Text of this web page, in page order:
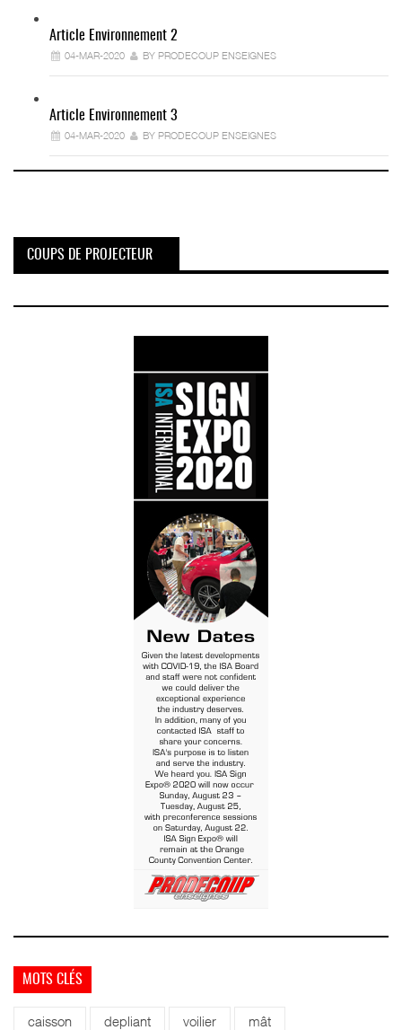
Article Environnement 2
04-MAR-2020 BY PRODECOUP ENSEIGNES
Article Environnement 3
04-MAR-2020 BY PRODECOUP ENSEIGNES
COUPS DE PROJECTEUR
MOTS CLÉS
caisson depliant voilier mât